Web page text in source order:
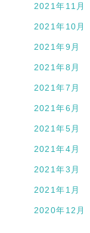
2021年11月
2021年10月
2021年9月
2021年8月
2021年7月
2021年6月
2021年5月
2021年4月
2021年3月
2021年1月
2020年12月